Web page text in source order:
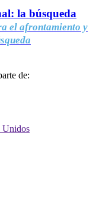
la búsqueda
el afrontamiento y
de: